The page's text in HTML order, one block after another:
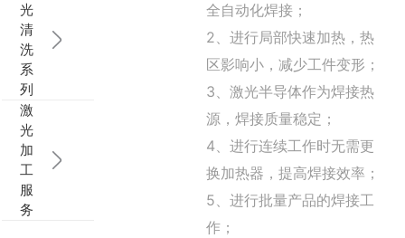
光
清
洗
系
列
激
光
加
工
服
务
全自动化焊接；
2、进行局部快速加热，热
区影响小，减少工件变形；
3、激光半导体作为焊接热
源，焊接质量稳定；
4、进行连续工作时无需更
换加热器，提高焊接效率；
5、进行批量产品的焊接工
作；